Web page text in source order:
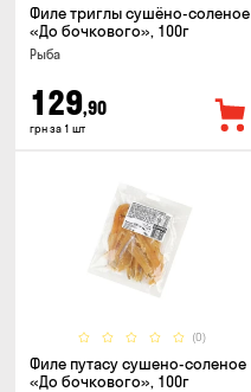
Филе триглы сушёно-соленое
«До бочкового», 100г
Рыба
129,90
грн за 1 шт
(0)
Филе путасу сушено-соленое
«До бочкового», 100г